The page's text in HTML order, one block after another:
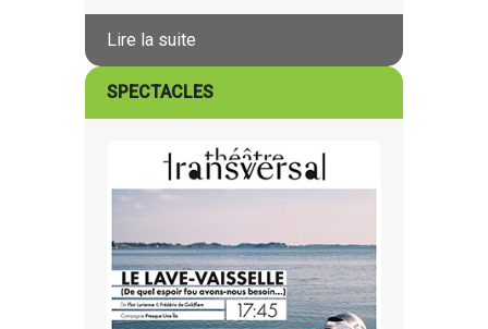
Lire la suite
SPECTACLES